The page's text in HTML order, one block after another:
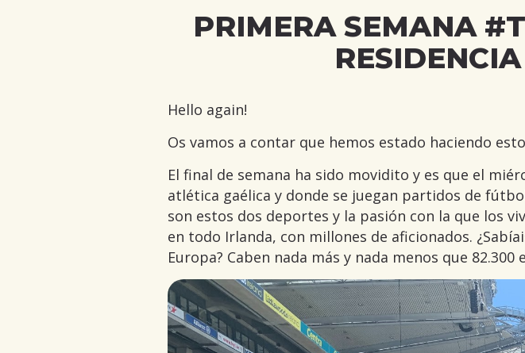
PRIMERA SEMANA
Hello again!
Os vamos a contar que hemos estado haciendo
El final de semana ha sido movidito y es que el
atlética gaélica y donde se juegan partidos de
son estos dos deportes y la pasión con la que los
en todo Irlanda, con millones de aficionados.
Europa? Caben nada más y nada menos que 82.300